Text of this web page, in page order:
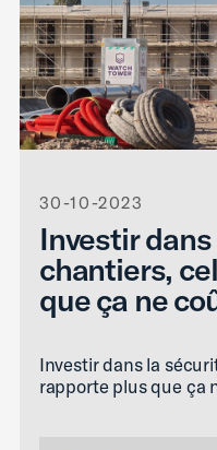
30-10-2023
Investir
chantiers,
que ça ne
Investir dans la
rapporte plus que ça